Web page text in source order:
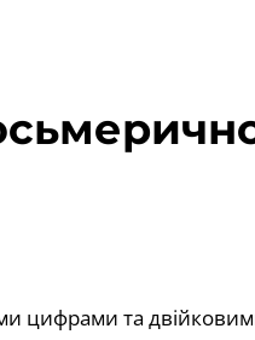
цифрами та